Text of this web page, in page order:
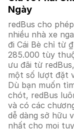
Ngày
redBus cho
nhiều nhà xe
đi Cái Bè chỉ từ
285.000 tùy
ưu đãi từ
một số lượt đặt
Dù bạn muốn
chót, redBus
và có các
dễ dàng sở hữu
nhất cho mọi